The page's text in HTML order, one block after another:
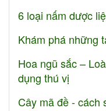
6 loại nấm dược
Khám phá những
Hoa ngũ sắc –
dụng thú vị
Cây mã đề - cách